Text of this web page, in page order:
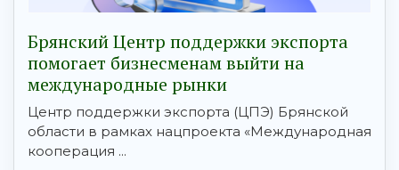
Брянский Центр поддержки экспорта
помогает бизнесменам выйти на
международные рынки
Центр поддержки экспорта (ЦПЭ) Брянской
области в рамках нацпроекта «Международная
кооперация ...